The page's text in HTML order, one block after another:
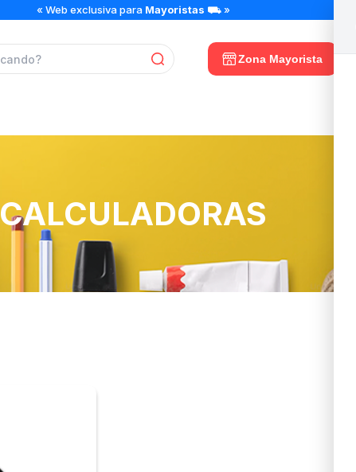
« Web exclusiva para Mayoristas ⛟ »
Zona Mayorista
CALCULADORAS